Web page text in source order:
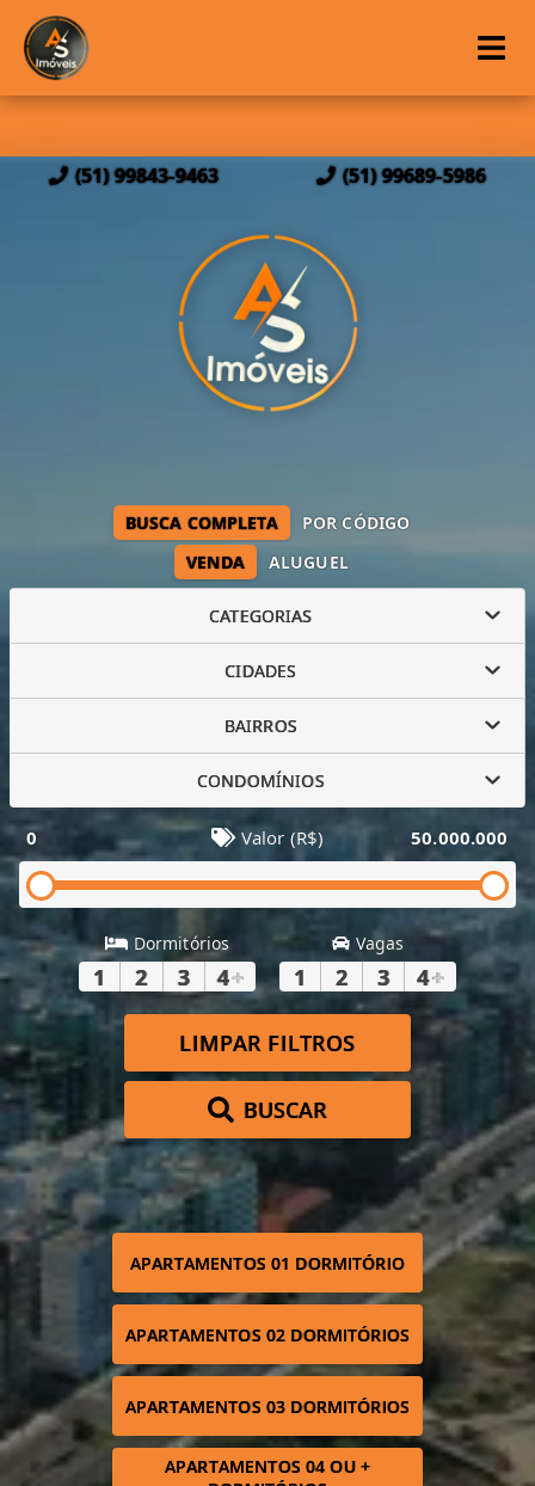
(51) 99843-9463 (51) 99689-5986
VENDA ALUGUEL
BUSCA COMPLETA POR CÓDIGO
CATEGORIAS
CIDADES
BAIRROS
CONDOMÍNIOS
0 Valor (R$) 50.000.000
Dormitórios
1 2 3 4+
Vagas
1 2 3 4+
LIMPAR FILTROS
BUSCAR
APARTAMENTOS 01 DORMITÓRIO
APARTAMENTOS 02 DORMITÓRIOS
APARTAMENTOS 03 DORMITÓRIOS
APARTAMENTOS 04 OU +